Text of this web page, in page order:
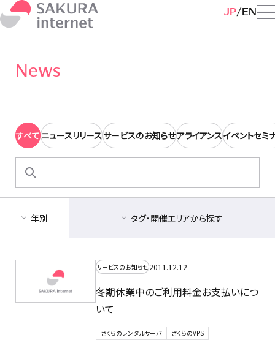
JP EN
News
すべてニュースリリースサービスのお知らせアライアンスイベントセミ
年別 タグ・開催エリアから探す
サービスのお知らせ2011.12.12
冬期休業中のご利用料金お支払いにつ
いて
さくらのレンタルサーバ
さくらのVPS